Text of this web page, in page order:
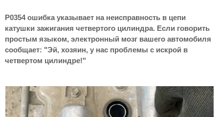
P0354 ошибка указывает на неисправность в цепи
катушки зажигания четвертого цилиндра. Если говорить
простым языком, электронный мозг вашего автомобиля
сообщает: "Эй, хозяин, у нас проблемы с искрой в
четвертом цилиндре!"